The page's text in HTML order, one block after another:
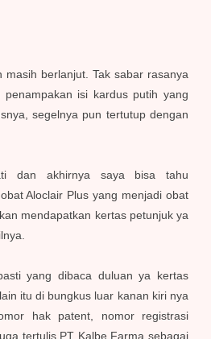
berlanjut. Tak sabar rasanya
penampakan isi kardus putih yang
segelnya pun tertutup dengan
dan akhirnya saya bisa tahu
Aloclair Plus yang menjadi obat
mendapatkan kertas petunjuk ya
yang dibaca duluan ya kertas
itu di bungkus luar kanan kiri nya
hak patent, nomor registrasi
tertulis PT Kalbe Farma sebagai